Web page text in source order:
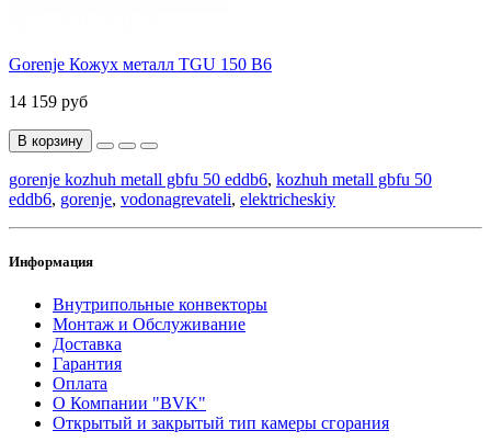
Gorenje Кожух металл TGU 150 B6
14 159 руб
В корзину
gorenje kozhuh metall gbfu 50 eddb6, kozhuh metall gbfu 50
eddb6, gorenje, vodonagrevateli, elektricheskiy
Информация
Внутрипольные конвекторы
Монтаж и Обслуживание
Доставка
Гарантия
Оплата
О Компании "BVK"
Открытый и закрытый тип камеры сгорания